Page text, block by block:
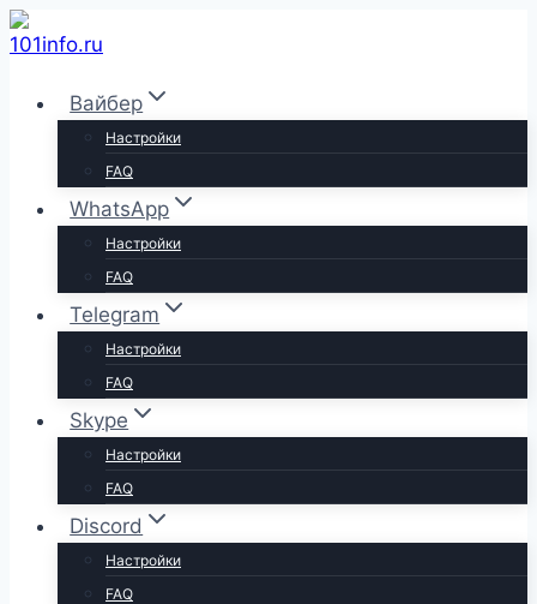
Перейти
к
содержимому
Вайбер
Настройки
FAQ
WhatsApp
Настройки
FAQ
Telegram
Настройки
FAQ
Skype
Настройки
FAQ
Discord
Настройки
FAQ